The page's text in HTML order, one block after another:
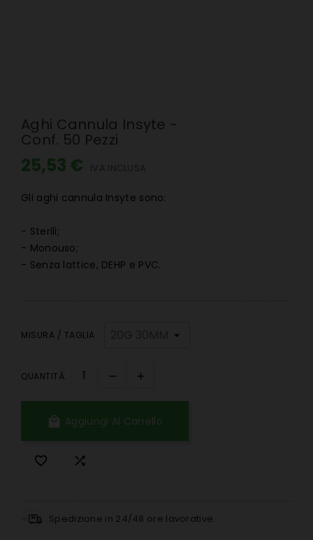
Aghi Cannula Insyte -
Conf. 50 Pezzi
25,53 €
Gli aghi cannula Insyte sono:
- Sterili;
- Monouso;
- Senza lattice, DEHP e PVC.
MISURA / TAGLIA :
QUANTITÀ:
 Aggiungi Al Carrello
 
Spedizione in 24/48 ore lavorative.